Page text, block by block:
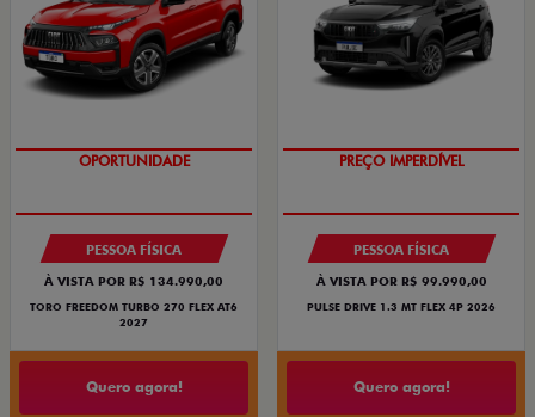
OPORTUNIDADE
PESSOA FÍSICA
À VISTA POR R$ 134.990,00
TORO FREEDOM TURBO 270 FLEX AT6
2027
Quero agora!
PREÇO IMPERDÍVEL
PESSOA FÍSICA
À VISTA POR R$ 99.990,00
PULSE DRIVE 1.3 MT FLEX 4P 2026
Quero agora!